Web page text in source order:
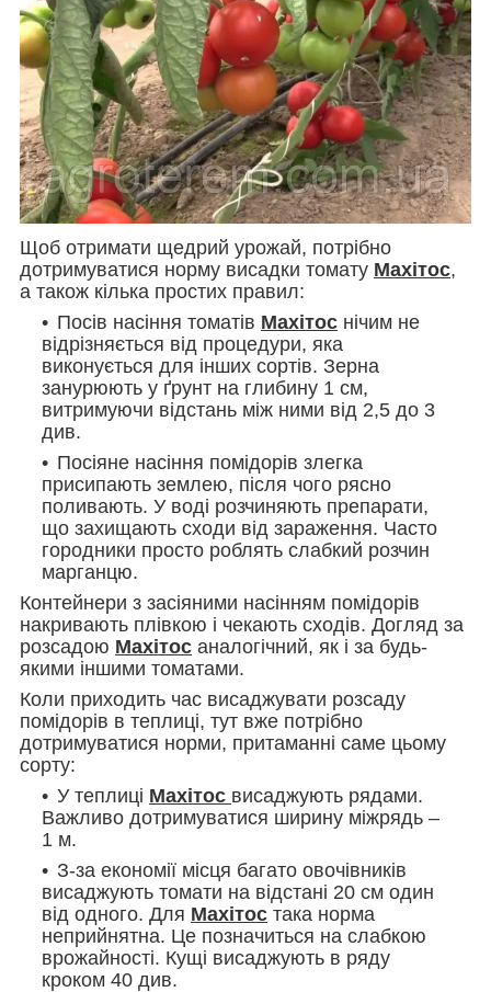
Щоб отримати щедрий урожай, потрібно
дотримуватися норму висадки томату Махітос,
а також кілька простих правил:
Посів насіння томатів Махітос нічим не
відрізняється від процедури, яка
виконується для інших сортів. Зерна
занурюють у ґрунт на глибину 1 см,
витримуючи відстань між ними від 2,5 до 3
див.
Посіяне насіння помідорів злегка
присипають землею, після чого рясно
поливають. У воді розчиняють препарати,
що захищають сходи від зараження. Часто
городники просто роблять слабкий розчин
марганцю.
Контейнери з засіяними насінням помідорів
накривають плівкою і чекають сходів. Догляд за
розсадою Махітос аналогічний, як і за будь-
якими іншими томатами.
Коли приходить час висаджувати розсаду
помідорів в теплиці, тут вже потрібно
дотримуватися норми, притаманні саме цьому
сорту:
У теплиці Махітос висаджують рядами.
Важливо дотримуватися ширину міжрядь –
1 м.
З-за економії місця багато овочівників
висаджують томати на відстані 20 см один
від одного. Для Махітос така норма
неприйнятна. Це позначиться на слабкою
врожайності. Кущі висаджують в ряду
кроком 40 див.